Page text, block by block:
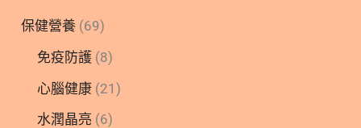
保健營養 (69)
免疫防護 (8)
心腦健康 (21)
水潤晶亮 (6)